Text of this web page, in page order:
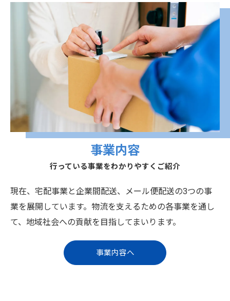
事業内容
行っている事業をわかりやすくご紹介
現在、宅配事業と企業間配送、メール便配送の3つの事
業を展開しています。物流を支えるための各事業を通し
て、地域社会への貢献を目指してまいります。
事業内容へ